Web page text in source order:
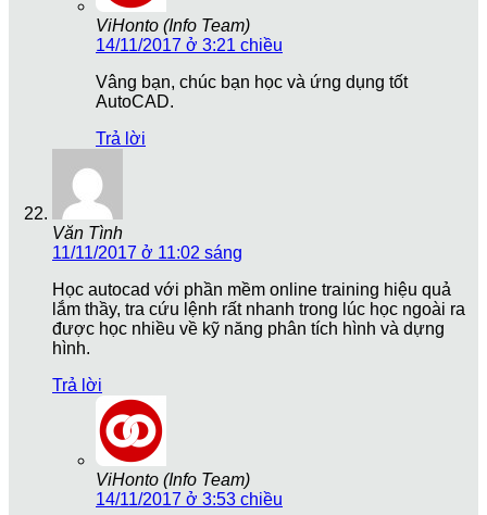
ViHonto (Info Team)
14/11/2017 ở 3:21 chiều
Vâng bạn, chúc bạn học và ứng dụng tốt
AutoCAD.
Trả lời
Văn Tình
11/11/2017 ở 11:02 sáng
Học autocad với phần mềm online training hiệu quả
lắm thầy, tra cứu lệnh rất nhanh trong lúc học ngoài ra
được học nhiều về kỹ năng phân tích hình và dựng
hình.
Trả lời
ViHonto (Info Team)
14/11/2017 ở 3:53 chiều